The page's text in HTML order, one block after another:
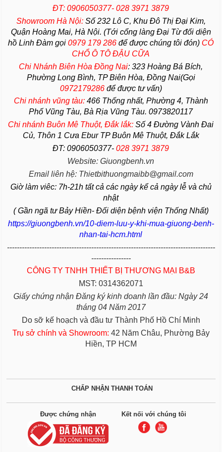
ĐT: 0906050377- 028 3971 3879
Showroom Hà Nội:Số 232 Lô C, Khu Đô Thị Đại Kim,
Quận Hoàng Mai, Hà Nội. (Tới cổng làng Đại Từ đối diện
hồ Linh Đàm gọi0979 179 286 để được chúng tôi đón) CÓ
CHỔ Ô TÔ ĐẬU CỮA
Chi Nhánh Biên Hòa Đồng Nai: 323 Hoàng Bá Bích,
Phường Long Bình, TP Biên Hòa, Đồng Nai(Gọi
0972179286để được tư vấn)
Chi nhánh vũng tàu:466 Thống nhất, Phường4, Thành
Phố Vũng Tàu, Bà Rịa Vũng Tàu. 0973820117
Chi nhánh Buôn Mê Thuột, Đắk lắk:Số 4 Đường Vành Đai
Củ, Thôn 1 Cưa Ebur TP Buôn Mê Thuột, Đắk Lắk
ĐT: 0906050377-028 3971 3879
Website: Giuongbenh.vn
Email liên hệ: Thietbithuongmaibb@gmail.com
Giờ làm viêc: 7h-21h tất cả các ngày kể cả ngày lễ và chủ
nhật
( Gần ngã tư Bảy Hiền- Đối diện bệnh viện Thống Nhất)
https://giuongbenh.vn/10-diem-luu-y-khi-mua-giuong-benh-
nhan-tai-hcm.html
------------------------------------------------------------------------------------
----------------
CÔNG TY TNHH THIẾT BỊ THƯƠNG MẠI B&B
MST: 0314362071
Giấy chứng nhận Đăng ký kinh doanh lần đầu: Ngày 24
tháng 04 Năm 2017
Do sỡ kế hoạch và đầu tư Thành Phố Hồ Chí Minh
Trụ sở chính và Showroom: 42 Năm Châu, Phường Bảy
Hiền, TP HCM
CHẤP NHẬN THANH TOÁN
Được chứng nhận Kết nối với chúng tôi